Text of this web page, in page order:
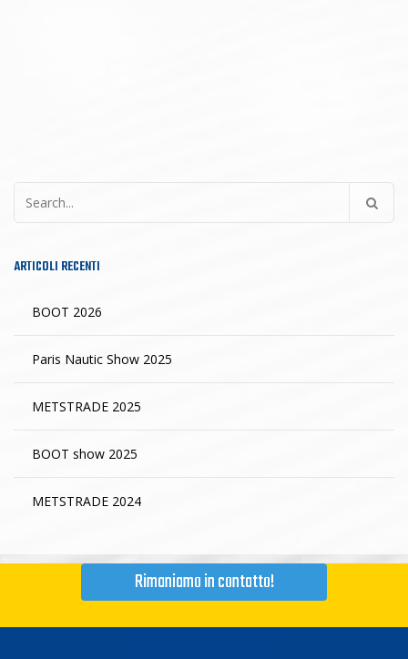
ARTICOLI RECENTI
BOOT 2026
Paris Nautic Show 2025
METSTRADE 2025
BOOT show 2025
METSTRADE 2024
Rimaniamo in contatto!